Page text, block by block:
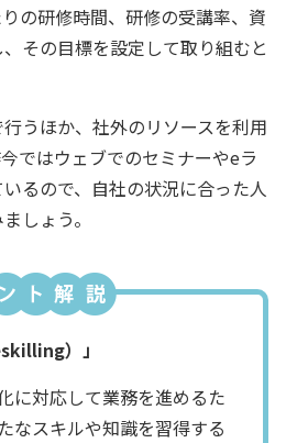
の研修時間、研修の受講率、資
その目標を設定して取り組むと
うほか、社外のリソースを利用
ではウェブでのセミナーやeラ
るので、自社の状況に合った人
しょう。
）」
に対応して業務を進めるた
なスキルや知識を習得する